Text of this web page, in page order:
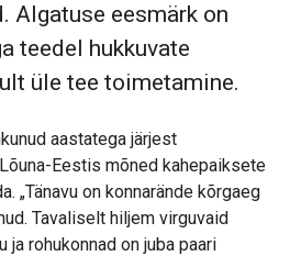
Algatuse eesmärk on
teedel hukkuvate
üle tee toimetamine.
aastatega järjest
Eestis mõned kahepaiksete
„Tänavu on konnarände kõrgaeg
Tavaliselt hiljem virguvaid
ja rohukonnad on juba paari